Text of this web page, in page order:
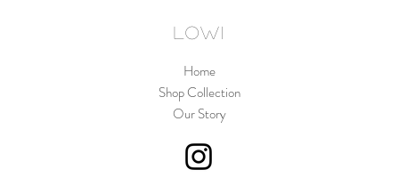
LOWI
Home
Shop Collection
Our Story